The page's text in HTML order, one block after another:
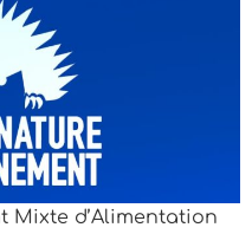
Mixte d’Alimentation